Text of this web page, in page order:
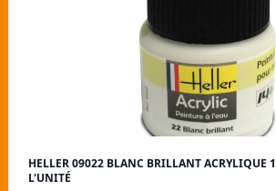
HELLER 09022 BLANC BRILLANT ACRYLIQUE
L'UNITÉ